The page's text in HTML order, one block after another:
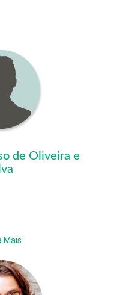
de Oliveira e
Mais